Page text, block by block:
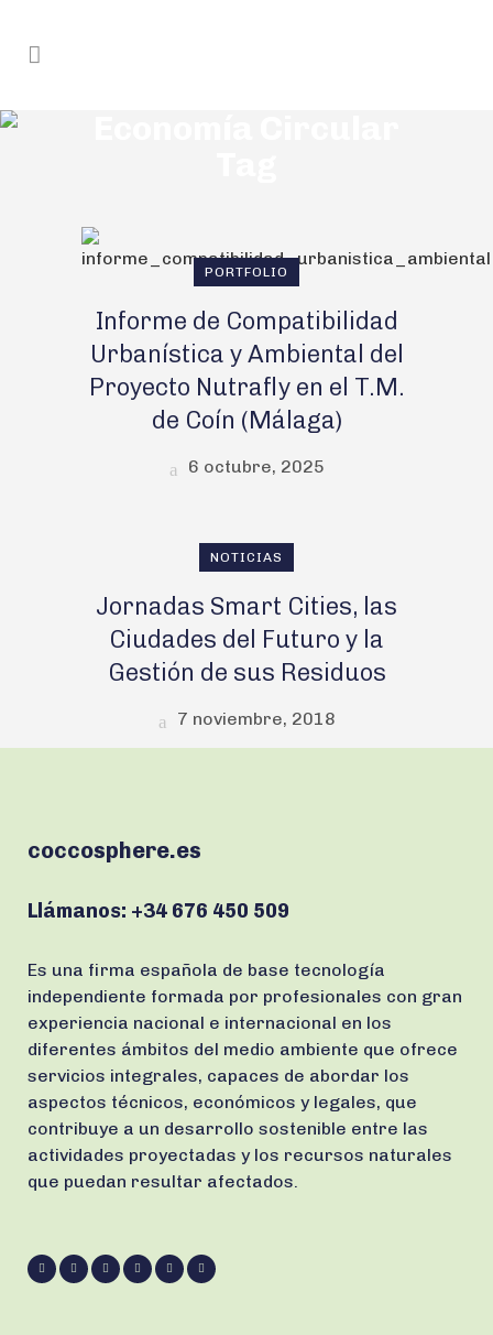
PORTFOLIO
Informe de Compatibilidad
Urbanística y Ambiental del
Proyecto Nutrafly en el T.M.
de Coín (Málaga)
6 octubre, 2025
NOTICIAS
Jornadas Smart Cities, las
Ciudades del Futuro y la
Gestión de sus Residuos
7 noviembre, 2018
coccosphere.es
Llámanos: +34 676 450 509
Es una firma española de base tecnología
independiente formada por profesionales con gran
experiencia nacional e internacional en los
diferentes ámbitos del medio ambiente que ofrece
servicios integrales, capaces de abordar los
aspectos técnicos, económicos y legales, que
contribuye a un desarrollo sostenible entre las
actividades proyectadas y los recursos naturales
que puedan resultar afectados.